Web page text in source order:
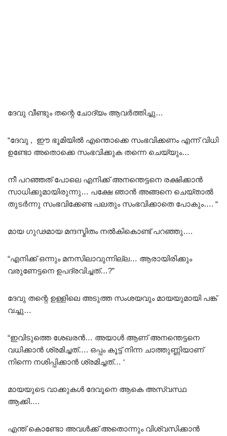
ദേവു വീണ്ടും തന്റെ ചോദ്യം ആവർത്തിച്ചു…
“ദേവു , ഈ ഭൂമിയിൽ എന്തൊക്കെ സംഭവിക്കണം എന്ന്‌ വിധി
ഉണ്ടോ അതൊക്കെ സംഭവിക്കുക തന്നെ ചെയ്യും…
നീ പറഞ്ഞത് പോലെ എനിക്ക് അനന്തെട്ടനെ രക്ഷിക്കാൻ
സാധിക്കുമായിരുന്നു… പക്ഷേ ഞാൻ അങ്ങനെ ചെയ്താൽ
തുടർന്നു സംഭവിക്കേണ്ട പലതും സംഭവിക്കാതെ പോകും…. “
മായ ഗുഢമായ മന്ദസ്മിതം നൽകികൊണ്ട് പറഞ്ഞു….
“എനിക്ക് ഒന്നും മനസിലാവുന്നില്ല… ആരായിരിക്കും
വരുണേട്ടനെ ഉപദ്രവിച്ചത്…?”
ദേവു തന്റെ ഉള്ളിലെ അടുത്ത സംശയവും മായയുമായി പങ്ക്‌
വച്ചു…
“ഇവിടുത്തെ ശേഖരൻ… അയാൾ ആണ് അനന്തെട്ടനെ
വധിക്കാൻ ശ്രമിച്ചത്…. ഒപ്പം കൂട്ട് നിന്ന ചാത്തുണ്ണിയാണ്
നിന്നെ നശിപ്പിക്കാൻ ശ്രമിച്ചത്… ‘
മായയുടെ വാക്കുകൾ ദേവൂനെ ആകെ അസ്വസ്ഥ
ആക്കി….
എന്ത് കൊണ്ടോ അവൾക്ക് അതൊന്നും വിശ്വസിക്കാൻ